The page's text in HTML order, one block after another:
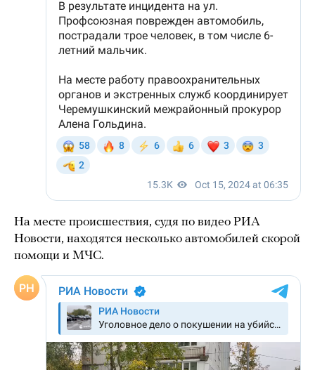
На месте происшествия, судя по видео РИА
Новости, находятся несколько автомобилей скорой
помощи и МЧС.